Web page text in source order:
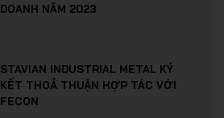
DOANH NĂM 2023
STAVIAN INDUSTRIAL METAL KÝ
KẾT THOẢ THUẬN HỢP TÁC VỚI
FECON